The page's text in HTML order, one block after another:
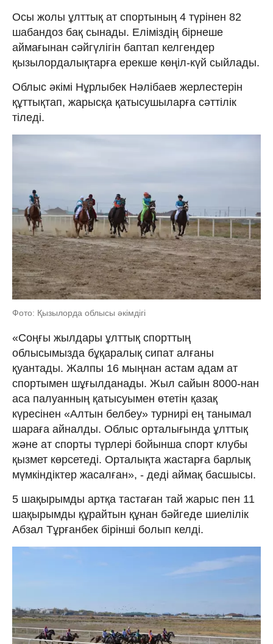
Осы жолы ұлттық ат спортының 4 түрінен 82
шабандоз бақ сынады. Еліміздің бірнеше
аймағынан сәйгүлігін баптап келгендер
қызылордалықтарға ерекше көңіл-күй сыйлады.
Облыс әкімі Нұрлыбек Нәлібаев жерлестерін
құттықтап, жарысқа қатысушыларға сәттілік
тіледі.
Фото: Қызылорда облысы әкімдігі
«Соңғы жылдары ұлттық спорттың
облысымызда бұқаралық сипат алғаны
қуантады. Жалпы 16 мыңнан астам адам ат
спортымен шұғылданады. Жыл сайын 8000-нан
аса палуанның қатысуымен өтетін қазақ
күресінен «Алтын белбеу» турнирі ең танымал
шараға айналды. Облыс орталығында ұлттық
және ат спорты түрлері бойынша спорт клубы
қызмет көрсетеді. Орталықта жастарға барлық
мүмкіндіктер жасалған», - деді аймақ басшысы.
5 шақырымды артқа тастаған тай жарыс пен 11
шақырымды құрайтын құнан бәйгеде шиелілік
Абзал Тұрғанбек бірінші болып келді.